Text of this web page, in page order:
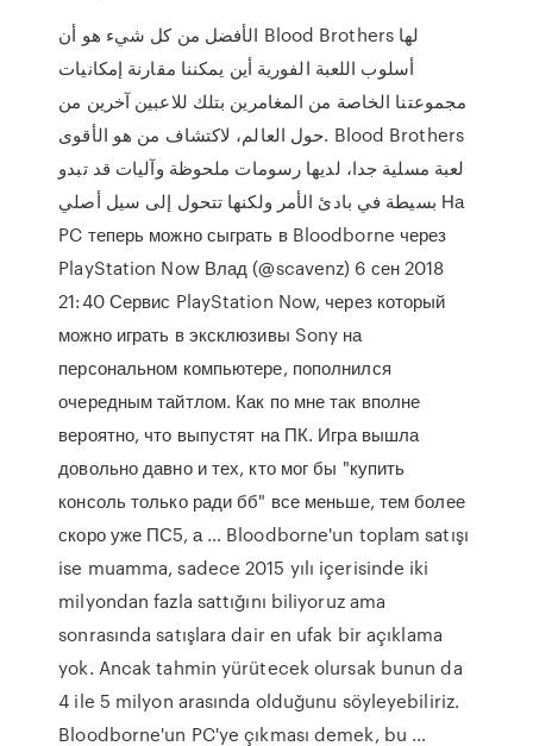
الأفضل من كل شيء هو أن Blood Brothers لها
أسلوب اللعبة الفورية أين يمكننا مقارنة إمكانيات
مجموعتنا الخاصة من المغامرين بتلك للاعبين آخرين من
حول العالم، لاكتشاف من هو الأقوى. Blood Brothers
لعبة مسلية جدا، لديها رسومات ملحوظة وآليات قد تبدو
بسيطة في بادئ الأمر ولكنها تتحول إلى سيل أصلي На
PC теперь можно сыграть в Bloodborne через
PlayStation Now Влад (@scavenz) 6 сен 2018
21:40 Сервис PlayStation Now, через который
можно играть в эксклюзивы Sony на
персональном компьютере, пополнился
очередным тайтлом. Как по мне так вполне
вероятно, что выпустят на ПК. Игра вышла
довольно давно и тех, кто мог бы "купить
консоль только ради бб" все меньше, тем более
скоро уже ПС5, а … Bloodborne'un toplam satışı
ise muamma, sadece 2015 yılı içerisinde iki
milyondan fazla sattığını biliyoruz ama
sonrasında satışlara dair en ufak bir açıklama
yok. Ancak tahmin yürütecek olursak bunun da
4 ile 5 milyon arasında olduğunu söyleyebiliriz.
Bloodborne'un PC'ye çıkması demek, bu …